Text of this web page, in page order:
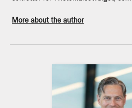
More about the author